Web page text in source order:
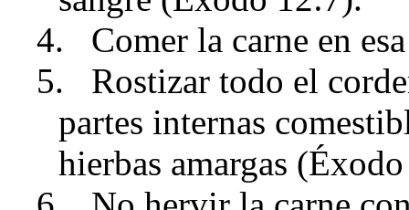
4.
Comer la carne en
5.
Rostizar todo el
partes internas
hierbas amargas